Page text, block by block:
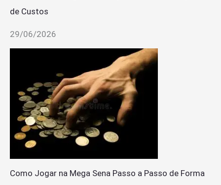
de Custos
29/06/2026
Como Jogar na Mega Sena Passo a Passo de Forma